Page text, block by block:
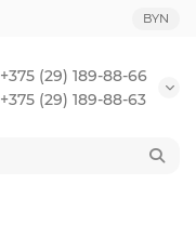
BYN
+375 (29) 189-88-66
+375 (29) 189-88-63